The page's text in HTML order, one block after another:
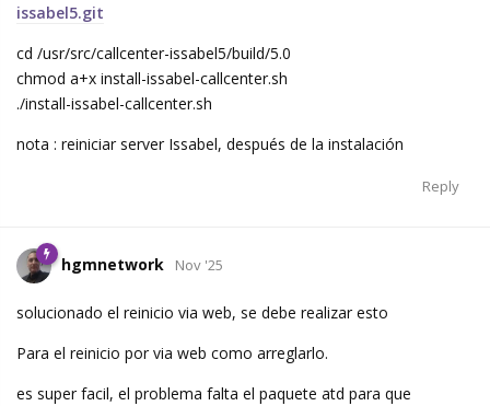
issabel5.git
cd /usr/src/callcenter-issabel5/build/5.0
chmod a+x install-issabel-callcenter.sh
./install-issabel-callcenter.sh
nota : reiniciar server Issabel, después de la instalación
Reply
hgmnetwork Nov '25
solucionado el reinicio via web, se debe realizar esto
Para el reinicio por via web como arreglarlo.
es super facil, el problema falta el paquete atd para que